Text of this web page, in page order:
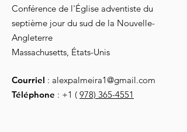
Conférence de l'Église adventiste du
septième jour du sud de la Nouvelle-
Angleterre
Massachusetts, États-Unis
Courriel : alexpalmeira1@gmail.com
Téléphone : +1 ( 978) 365-4551